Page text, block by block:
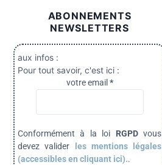
ABONNEMENTS
NEWSLETTERS
aux infos :
Pour tout savoir, c'est ici :
votre email *
Conformément à la loi RGPDvous
devez valider
les mentions légales
(accessibles en cliquant ici)..